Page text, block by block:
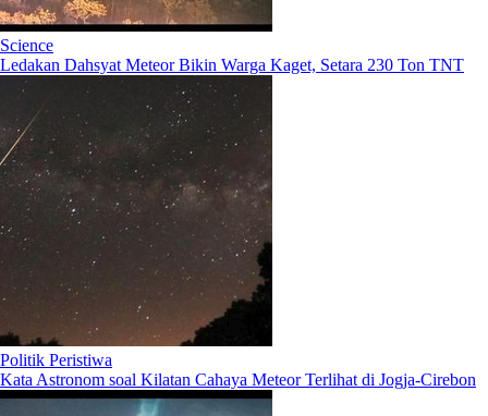
Science
Ledakan Dahsyat Meteor Bikin Warga Kaget, Setara 230 Ton TNT
Politik Peristiwa
Kata Astronom soal Kilatan Cahaya Meteor Terlihat di Jogja-Cirebon